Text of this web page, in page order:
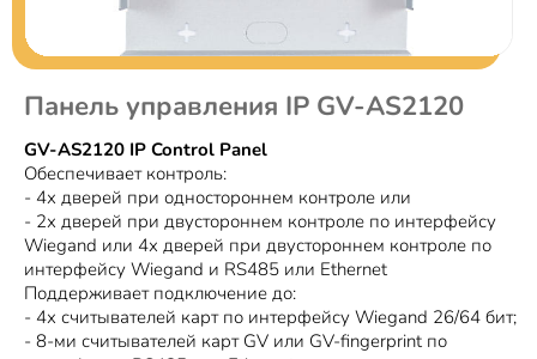
Панель управления IP GV-AS2120
GV-AS2120 IP Control Panel
Обеспечивает контроль:
- 4х дверей при одностороннем контроле или
- 2х дверей при двустороннем контроле по интерфейсу
Wiegand или 4х дверей при двустороннем контроле по
интерфейсу Wiegand и RS485 или Ethernet
Поддерживает подключение до:
- 4х считывателей карт по интерфейсу Wiegand 26/64 бит;
- 8-ми считывателей карт GV или GV-fingerprint по